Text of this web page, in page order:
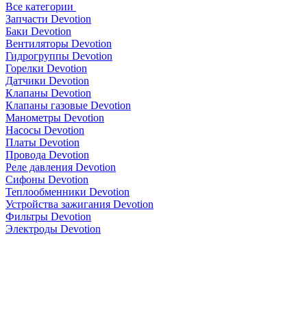
Все категории
Запчасти Devotion
Баки Devotion
Вентиляторы Devotion
Гидрогруппы Devotion
Горелки Devotion
Датчики Devotion
Клапаны Devotion
Клапаны газовые Devotion
Манометры Devotion
Насосы Devotion
Платы Devotion
Провода Devotion
Реле давления Devotion
Сифоны Devotion
Теплообменники Devotion
Устройства зажигания Devotion
Фильтры Devotion
Электроды Devotion